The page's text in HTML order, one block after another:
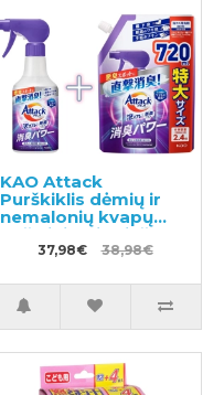
KAO Attack
Purškiklis dėmių ir
nemalonių kvapų
pašalinimui prieš
skalbimą 300ml +
37,98€ 38,98€